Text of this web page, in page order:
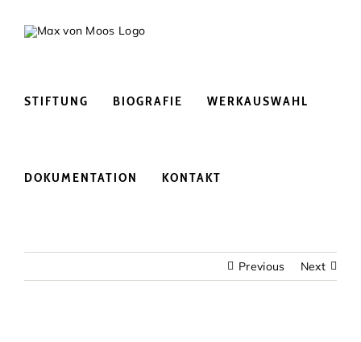
STIFTUNG BIOGRAFIE WERKAUSWAHL
DOKUMENTATION KONTAKT
Previous Next